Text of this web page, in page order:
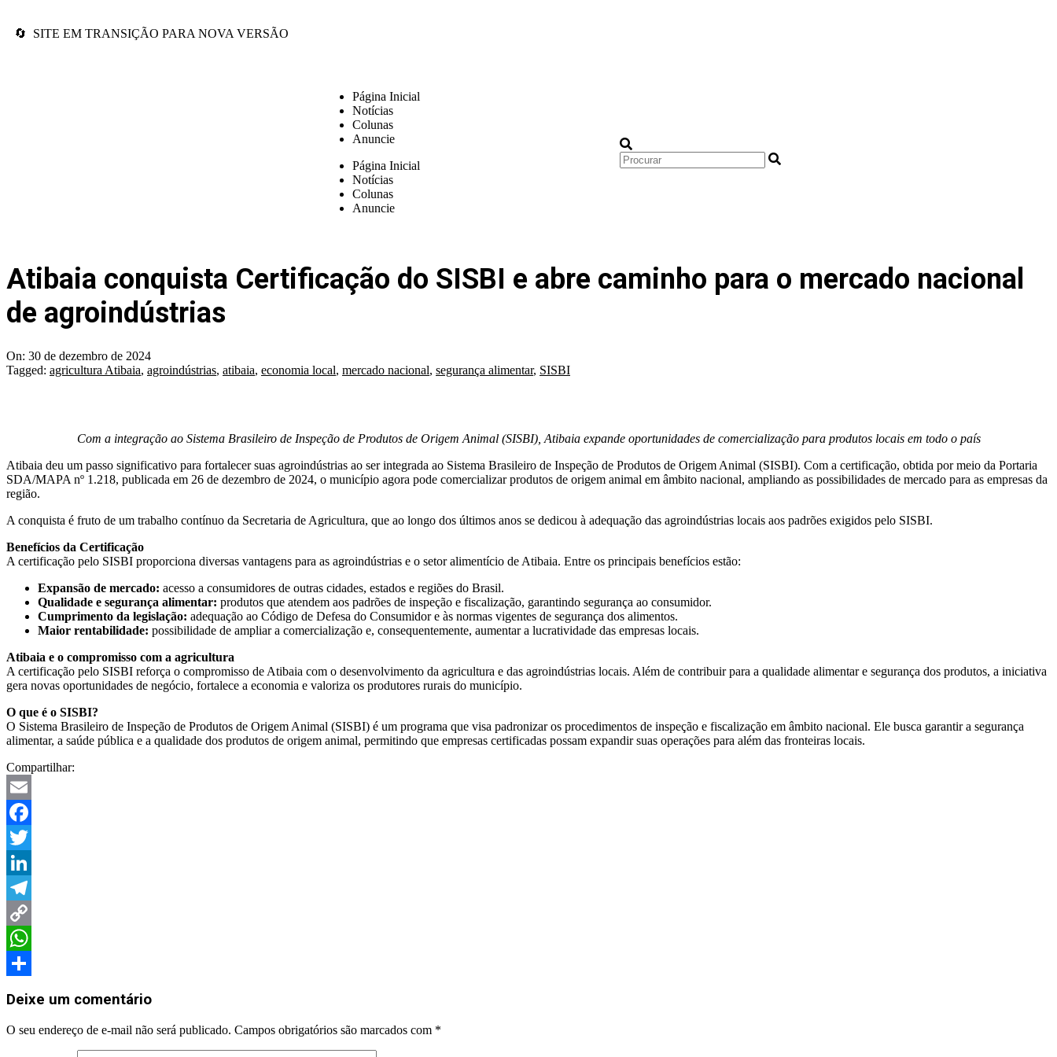
🔄 SITE EM TRANSIÇÃO PARA NOVA VERSÃO
Página Inicial
Notícias
Colunas
Anuncie
Página Inicial
Notícias
Colunas
Anuncie
Atibaia conquista Certificação do SISBI e abre caminho para o mercado nacional
de agroindústrias
On: 30 de dezembro de 2024
Tagged: agricultura Atibaia, agroindústrias, atibaia, economia local, mercado nacional, segurança alimentar, SISBI
Com a integração ao Sistema Brasileiro de Inspeção de Produtos de Origem Animal (SISBI), Atibaia expande oportunidades de comercialização para produtos locais em todo o país
Atibaia deu um passo significativo para fortalecer suas agroindústrias ao ser integrada ao Sistema Brasileiro de Inspeção de Produtos de Origem Animal (SISBI). Com a certificação, obtida por meio da Portaria
SDA/MAPA nº 1.218, publicada em 26 de dezembro de 2024, o município agora pode comercializar produtos de origem animal em âmbito nacional, ampliando as possibilidades de mercado para as empresas da
região.
A conquista é fruto de um trabalho contínuo da Secretaria de Agricultura, que ao longo dos últimos anos se dedicou à adequação das agroindústrias locais aos padrões exigidos pelo SISBI.
Benefícios da Certificação
A certificação pelo SISBI proporciona diversas vantagens para as agroindústrias e o setor alimentício de Atibaia. Entre os principais benefícios estão:
Expansão de mercado: acesso a consumidores de outras cidades, estados e regiões do Brasil.
Qualidade e segurança alimentar: produtos que atendem aos padrões de inspeção e fiscalização, garantindo segurança ao consumidor.
Cumprimento da legislação: adequação ao Código de Defesa do Consumidor e às normas vigentes de segurança dos alimentos.
Maior rentabilidade: possibilidade de ampliar a comercialização e, consequentemente, aumentar a lucratividade das empresas locais.
Atibaia e o compromisso com a agricultura
A certificação pelo SISBI reforça o compromisso de Atibaia com o desenvolvimento da agricultura e das agroindústrias locais. Além de contribuir para a qualidade alimentar e segurança dos produtos, a iniciativa
gera novas oportunidades de negócio, fortalece a economia e valoriza os produtores rurais do município.
O que é o SISBI?
O Sistema Brasileiro de Inspeção de Produtos de Origem Animal (SISBI) é um programa que visa padronizar os procedimentos de inspeção e fiscalização em âmbito nacional. Ele busca garantir a segurança
alimentar, a saúde pública e a qualidade dos produtos de origem animal, permitindo que empresas certificadas possam expandir suas operações para além das fronteiras locais.
Compartilhar:
Email
Facebook
Twitter
LinkedIn
Telegram
Copy
Link
WhatsApp
Deixe um comentário
O seu endereço de e-mail não será publicado. Campos obrigatórios são marcados com *